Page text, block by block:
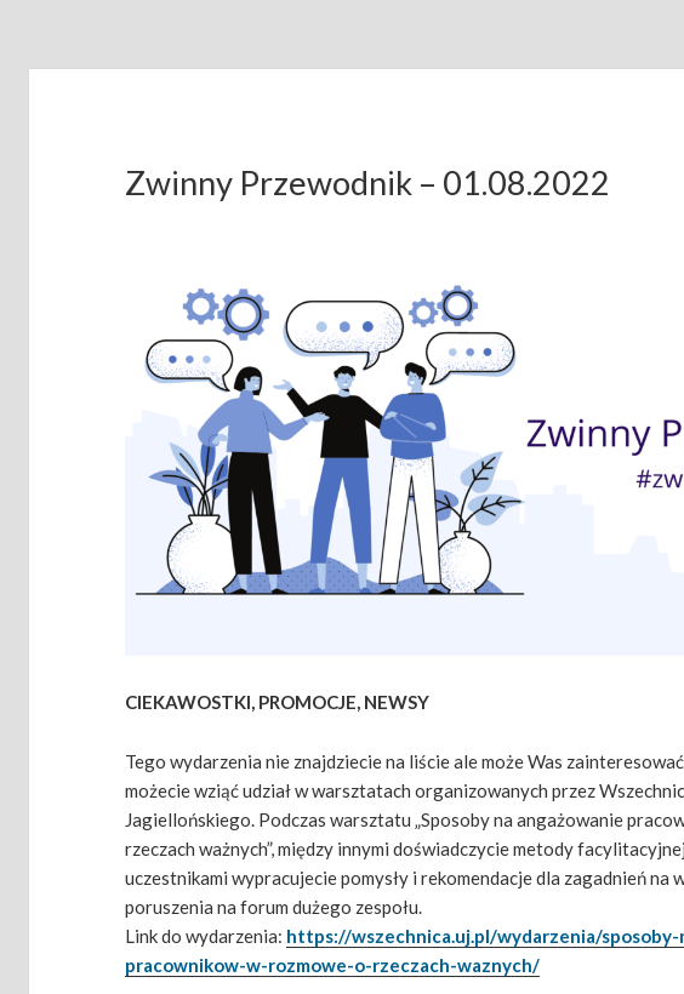
Zwinny Przewodnik – 01.08.2022
CIEKAWOSTKI, PROMOCJE, NEWSY
Tego wydarzenia nie znajdziecie na liście ale może Was
możecie wziąć udział w warsztatach organizowanych przez
Jagiellońskiego. Podczas warsztatu „Sposoby na angażowanie
rzeczach ważnych”, między innymi doświadczycie metody
uczestnikami wypracujecie pomysły i rekomendacje dla zagadnień na
poruszenia na forum dużego zespołu.
Link do wydarzenia: https://wszechnica.uj.pl/wydarzenia/sposoby-
pracownikow-w-rozmowe-o-rzeczach-waznych/